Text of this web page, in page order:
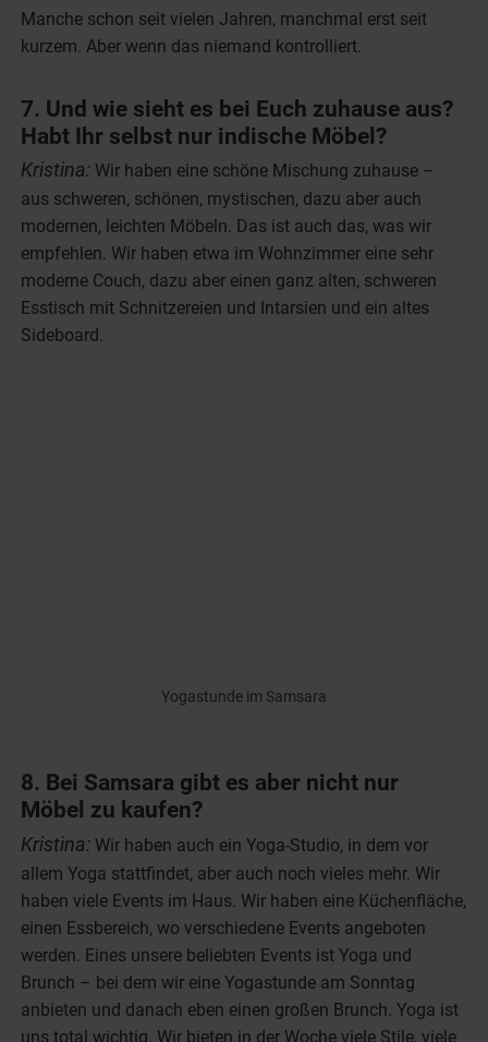
Manche schon seit vielen Jahren, manchmal erst seit
kurzem. Aber wenn das niemand kontrolliert.
7. Und wie sieht es bei Euch zuhause aus?
Habt Ihr selbst nur indische Möbel?
Kristina: Wir haben eine schöne Mischung zuhause –
aus schweren, schönen, mystischen, dazu aber auch
modernen, leichten Möbeln. Das ist auch das, was wir
empfehlen. Wir haben etwa im Wohnzimmer eine sehr
moderne Couch, dazu aber einen ganz alten, schweren
Esstisch mit Schnitzereien und Intarsien und ein altes
Sideboard.
Yogastunde im Samsara
8. Bei Samsara gibt es aber nicht nur
Möbel zu kaufen?
Kristina: Wir haben auch ein Yoga-Studio, in dem vor
allem Yoga stattfindet, aber auch noch vieles mehr. Wir
haben viele Events im Haus. Wir haben eine Küchenfläche,
einen Essbereich, wo verschiedene Events angeboten
werden. Eines unsere beliebten Events ist Yoga und
Brunch – bei dem wir eine Yogastunde am Sonntag
anbieten und danach eben einen großen Brunch. Yoga ist
uns total wichtig. Wir bieten in der Woche viele Stile, viele